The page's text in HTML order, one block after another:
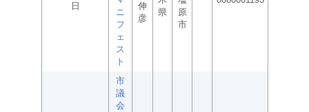
日
ニ
フ
ェ
ス
ト
伸
彦
県
原
市
市
議
会